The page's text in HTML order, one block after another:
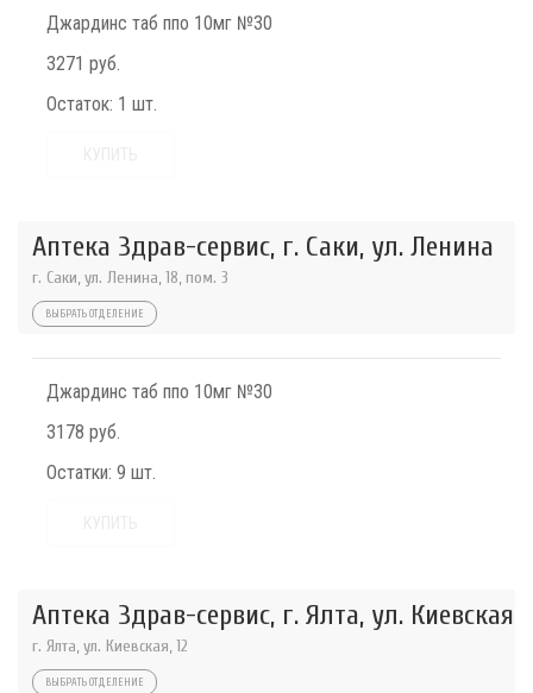
Джардинс таб ппо 10мг №30
3271 руб.
Остаток: 1 шт.
Аптека Здрав-сервис, г. Саки, ул. Ленина
г. Саки, ул. Ленина, 18, пом. 3
ВЫБРАТЬ ОТДЕЛЕНИЕ
Джардинс таб ппо 10мг №30
3178 руб.
Остатки: 9 шт.
Аптека Здрав-сервис, г. Ялта, ул. Киевская
г. Ялта, ул. Киевская, 12
ВЫБРАТЬ ОТДЕЛЕНИЕ